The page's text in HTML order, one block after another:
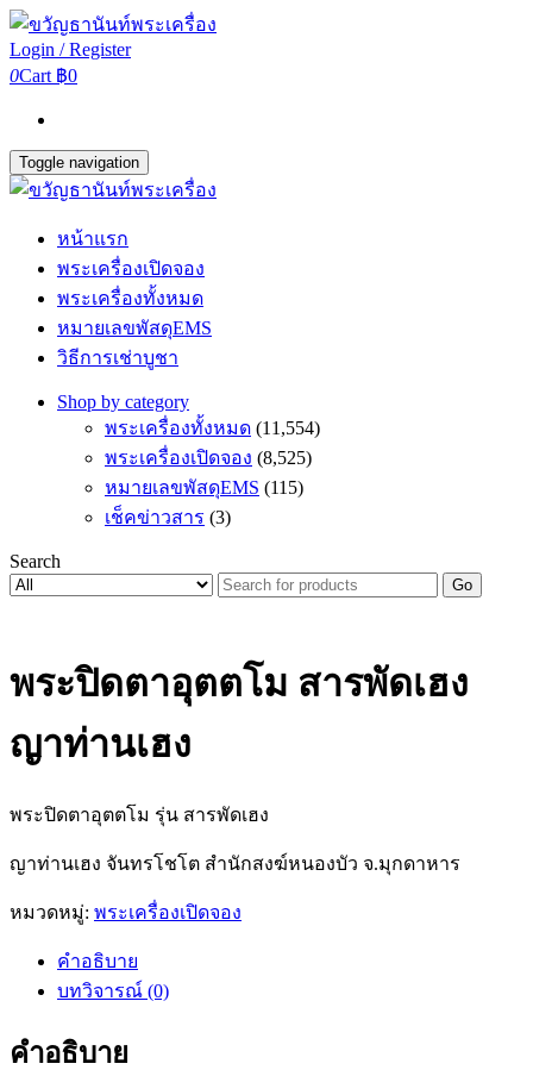
Login / Register
0Cart ฿0
Toggle navigation
หน้าแรก
พระเครื่องเปิดจอง
พระเครื่องทั้งหมด
หมายเลขพัสดุEMS
วิธีการเช่าบูชา
Shop by category
พระเครื่องทั้งหมด (11,554)
พระเครื่องเปิดจอง (8,525)
หมายเลขพัสดุEMS (115)
เช็คข่าวสาร (3)
Search
Go
พระปิดตาอุตตโม สารพัดเฮง
ญาท่านเฮง
พระปิดตาอุตตโม รุ่น สารพัดเฮง
ญาท่านเฮง จันทรโชโต สำนักสงฆ์หนองบัว จ.มุกดาหาร
หมวดหมู่: พระเครื่องเปิดจอง
คำอธิบาย
บทวิจารณ์ (0)
คำอธิบาย